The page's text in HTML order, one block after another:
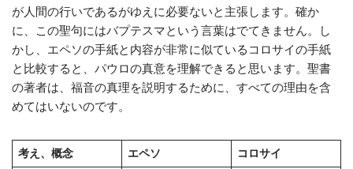
が人間の行いであるがゆえに必要ないと主張します。確か
に、この聖句にはバプテスマという言葉はでてきません。し
かし、エペソの手紙と内容が非常に似ているコロサイの手紙
と比較すると、パウロの真意を理解できると思います。聖書
の著者は、福音の真理を説明するために、すべての理由を含
めてはいないのです。
考え、概念 エペソ コロサイ